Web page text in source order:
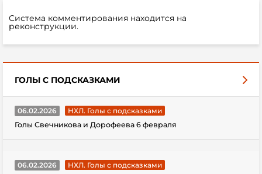
Система комментирования находится на
реконструкции.
ГОЛЫ С ПОДСКАЗКАМИ
06.02.2026
НХЛ. Голы с подсказками
Голы Свечникова и Дорофеева 6 февраля
06.02.2026
НХЛ. Голы с подсказками